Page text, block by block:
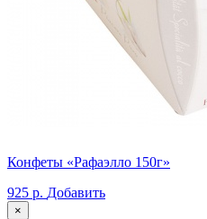
Конфеты «Рафаэлло 150г»
925 р. Добавить
×